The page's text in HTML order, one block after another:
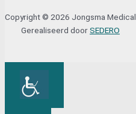
Copyright © 2026 Jongsma Medical
Gerealiseerd doorSEDERO